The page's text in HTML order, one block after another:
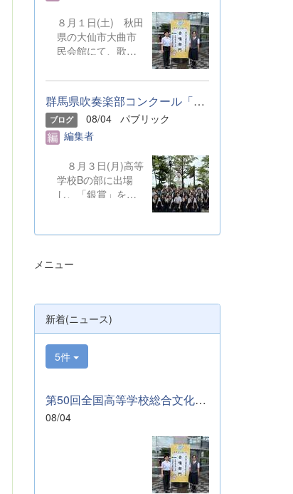
８月１日(土) 秋田
県の大仙市大曲市
民会館にて、歌声
本校からは音楽部
の代表２名が、群
馬県合同合唱団の
一員として参加し
ました。 &nbsp;
群馬県吹奏楽部コンクール「銀賞」受賞しました
ブログ 08/04
パブリック
編集者
８月３日(月)高等
学校Bの部に出場
し、「銀賞」を受
OGのご支援のも
してきました。ご
ざいました。 明
日から本校吹奏楽
部は、ソロやアン
サンブルのコンテ
ストに向けて始動
き、応援をよろし
くお願いいたしま
す。 &nbsp; &nbsp;
メニュー
新着(ニュース)
5件
第50回全国高等学校総合文化祭「音楽部」のご報告
08/04